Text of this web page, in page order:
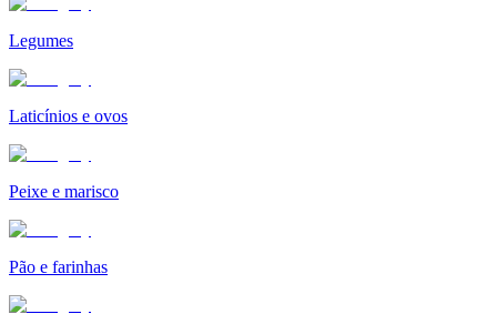
Legumes
Laticínios e ovos
Peixe e marisco
Pão e farinhas